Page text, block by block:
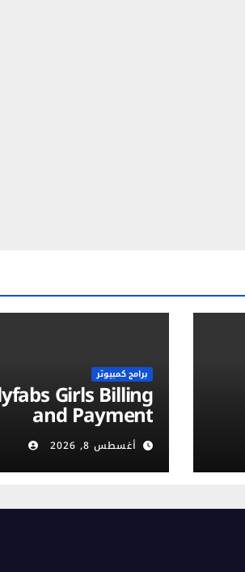
برامج كمبيوتر
Girls Billing
and Payment
Methods: Discreet,
Secure & Flexible
Options
أغسطس 8, 2026